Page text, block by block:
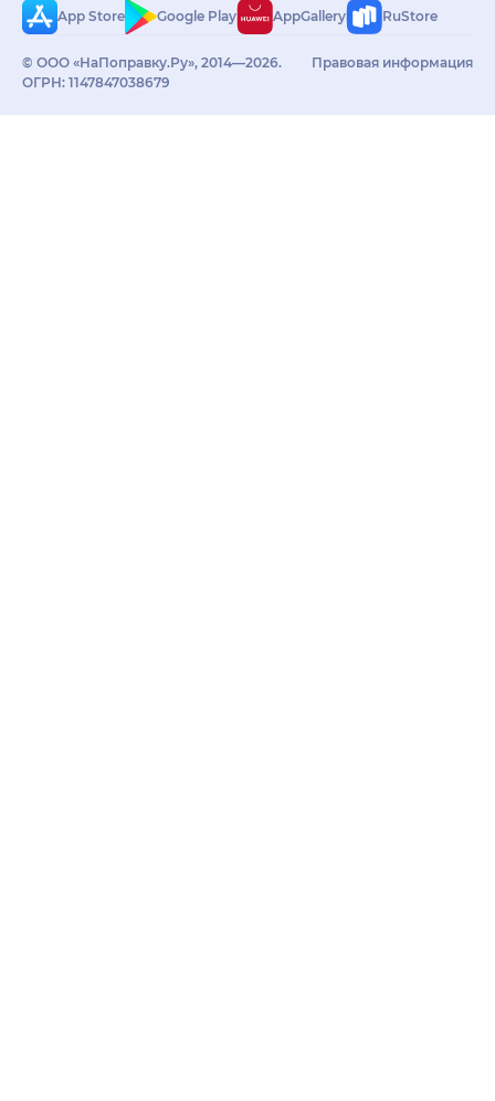
App Store
Google Play AppGallery RuStore
© ООО «НаПоправку.Ру», 2014—2026.
ОГРН: 1147847038679
Правовая информация